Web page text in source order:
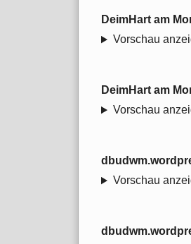
DeimHart am
Vorschau
DeimHart am
Vorschau
Vorschau